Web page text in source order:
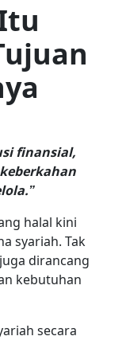
finansial,
halal kini
syariah. Tak
dirancang
kebutuhan
secara